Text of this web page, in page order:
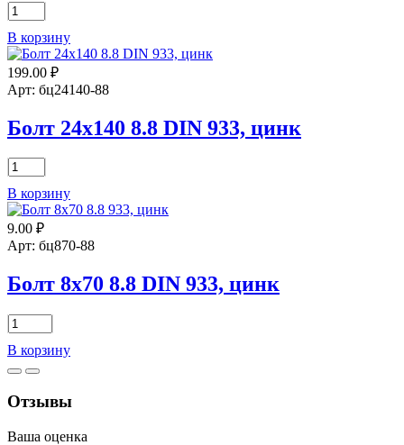
Количество
товара
Болт
12х90
8.8
DIN
цинк
В корзину
199.00 ₽
Арт: бц24140-88
Болт 24х140 8.8 DIN 933, цинк
Количество
товара
Болт
24х140
8.8
DIN
цинк
В корзину
9.00 ₽
Арт: бц870-88
Болт 8х70 8.8 DIN 933, цинк
Количество
товара
Болт
8х70
DIN
цинк
В корзину
Отзывы
Ваша оценка